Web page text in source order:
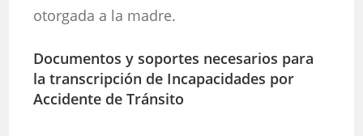
otorgada a la madre.
Documentos y soportes necesarios para
la transcripción de Incapacidades por
Accidente de Tránsito